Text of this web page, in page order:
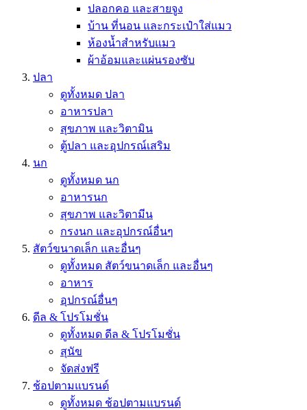
ปลอกคอ และสายจูง
บ้าน ที่นอน และกระเป๋าใส่แมว
ห้องน้ำสำหรับแมว
ผ้าอ้อมและแผ่นรองซับ
ปลา
ดูทั้งหมด ปลา
อาหารปลา
สุขภาพ และวิตามิน
ตู้ปลา และอุปกรณ์เสริม
นก
ดูทั้งหมด นก
อาหารนก
สุขภาพ และวิตามีน
กรงนก และอุปกรณ์อื่นๆ
สัตว์ขนาดเล็ก และอื่นๆ
ดูทั้งหมด สัตว์ขนาดเล็ก และอื่นๆ
อาหาร
อุปกรณ์อื่นๆ
ดีล & โปรโมชั่น
ดูทั้งหมด ดีล & โปรโมชั่น
สุนัข
จัดส่งฟรี
ช้อปตามแบรนด์
ดูทั้งหมด ช้อปตามแบรนด์